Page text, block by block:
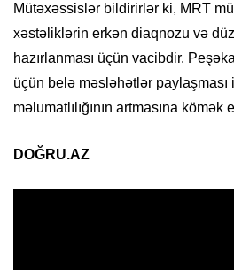
Mütəxəssislər bildirirlər ki, MRT
xəstəliklərin erkən diaqnozu və
hazırlanması üçün vacibdir.
üçün belə məsləhətlər paylaşması
məlumatlılığının artmasına kömək
DOĞRU.AZ